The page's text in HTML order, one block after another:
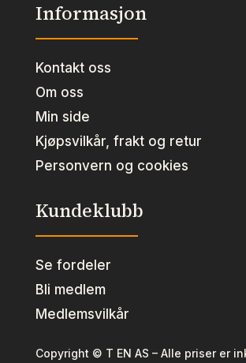
Informasjon
Kontakt oss
Om oss
Min side
Kjøpsvilkår, frakt og retur
Personvern og cookies
Kundeklubb
Se fordeler
Bli medlem
Medlemsvilkår
Copyright © T EN AS – Alle priser er